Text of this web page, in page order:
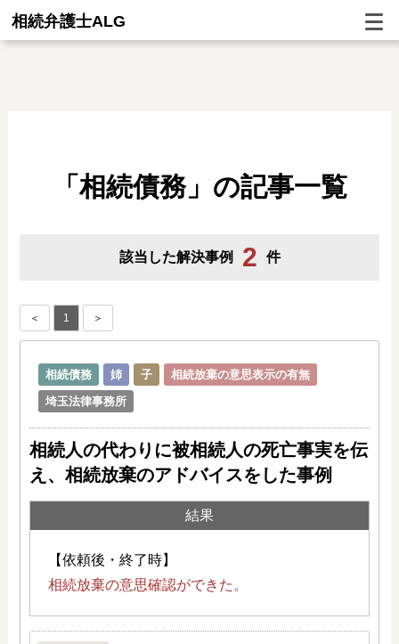
相続弁護士ALG
「相続債務」の記事一覧
該当した解決事例 2 件
＜ 1 ＞
相続債務 姉 子
相続放棄の意思表示の有無
埼玉法律事務所
相続人の代わりに被相続人の死亡事実を伝
え、 相続放棄のアドバイスをした事例
結果
【依頼後・終了時】
相続放棄の意思確認ができた。